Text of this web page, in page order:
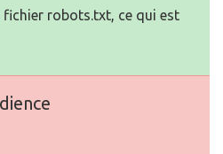
fichier robots.txt, ce qui est